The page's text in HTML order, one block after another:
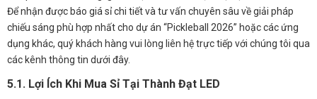
Để nhận được báo giá sỉ chi tiết và tư vấn chuyên sâu về giải pháp
chiếu sáng phù hợp nhất cho dự án “Pickleball 2026” hoặc các ứng
dụng khác, quý khách hàng vui lòng liên hệ trực tiếp với chúng tôi qua
các kênh thông tin dưới đây.
5.1. Lợi Ích Khi Mua Sỉ Tại Thành Đạt LED